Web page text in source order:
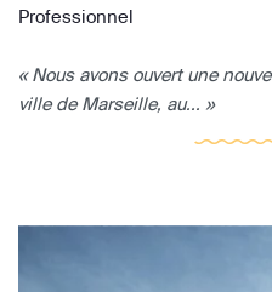
Professionnel
« Nous avons ouvert une
ville de Marseille, au... »